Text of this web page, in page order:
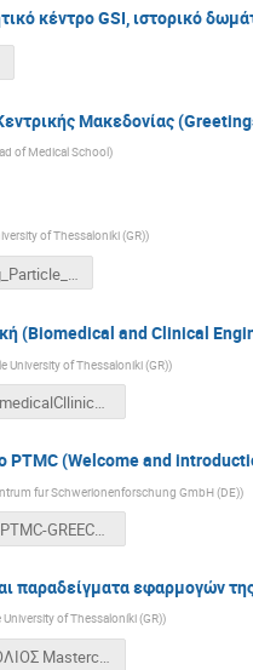
κέντρο GSI, ιστορικό
Μακεδονίας
of Medical School)
of Thessaloniki (GR))
(Biomedical and Clinical
University of Thessaloniki (GR))
BiomedicalCllinicalEngineering2025-Feb2025.pptx
PTMC (Welcome and
fur Schwerionenforschung GmbH (DE))
YF-PTMC-GREECE-1april2026-asGiven-UPDATED.pptx
παραδείγματα εφαρμογών
of Thessaloníki (GR))
ΛΙΟΛΙΟΣ Masterclass 2025.pptx